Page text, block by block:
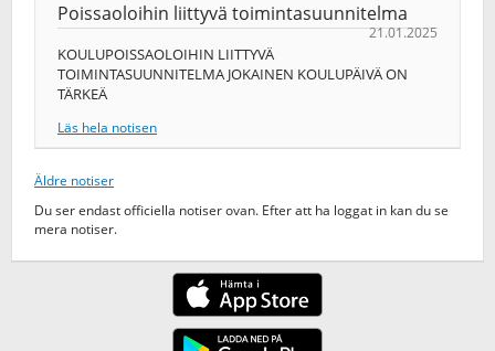
Poissaoloihin liittyvä toimintasuunnitelma
21.01.2025
KOULUPOISSAOLOIHIN LIITTYVÄ
TOIMINTASUUNNITELMA JOKAINEN KOULUPÄIVÄ ON
TÄRKEÄ
Läs hela notisen
Äldre notiser
Du ser endast officiella notiser ovan. Efter att ha loggat in kan du se
mera notiser.